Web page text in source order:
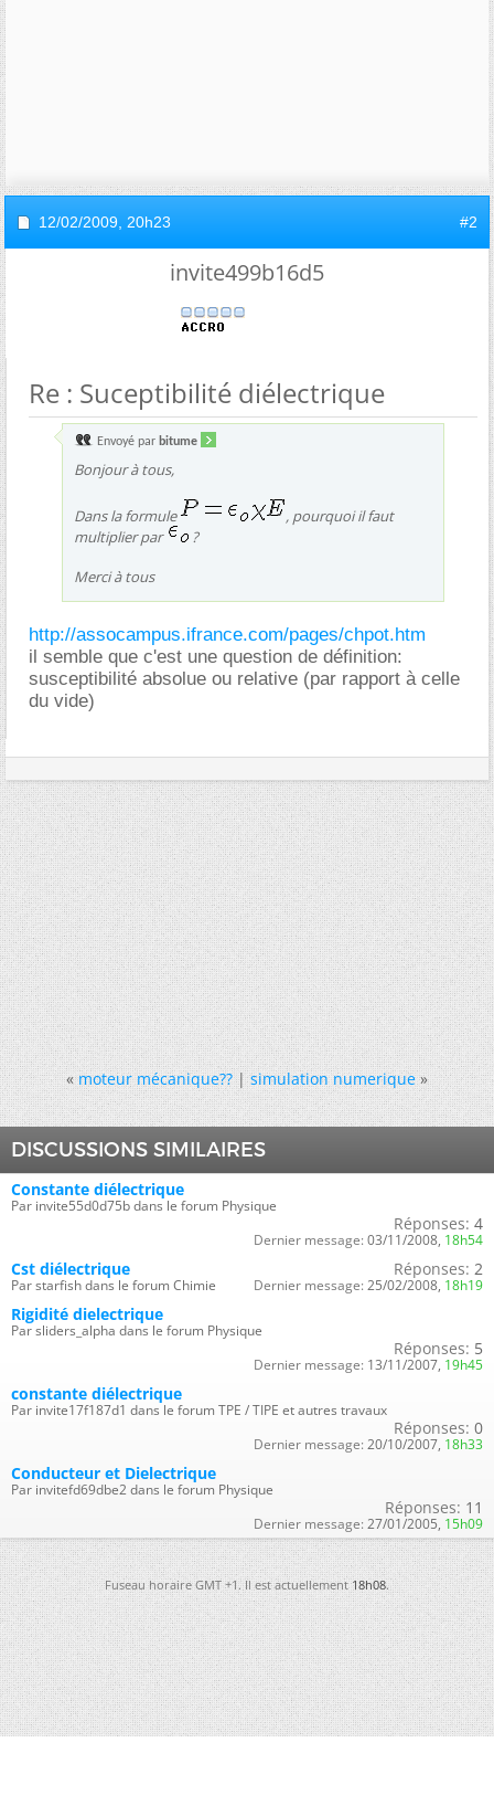
12/02/2009, 20h23 #2
invite499b16d5
Re : Suceptibilité diélectrique
Envoyé par bitume
Bonjour à tous,
Dans la formule
, pourquoi il faut
multiplier par
?
Merci à tous
http://assocampus.ifrance.com/pages/chpot.htm
il semble que c'est une question de définition:
susceptibilité absolue ou relative (par rapport à celle
du vide)
« moteur mécanique??|simulation numerique »
DISCUSSIONS SIMILAIRES
Constante diélectrique
Par invite55d0d75b dans le forum Physique
Réponses: 4
Dernier message: 03/11/2008, 18h54
Cst diélectrique
Par starfish dans le forum Chimie
Réponses: 2
Dernier message: 25/02/2008, 18h19
Rigidité dielectrique
Par sliders_alpha dans le forum Physique
Réponses: 5
Dernier message: 13/11/2007, 19h45
constante diélectrique
Par invite17f187d1 dans le forum TPE / TIPE et autres travaux
Réponses: 0
Dernier message: 20/10/2007, 18h33
Conducteur et Dielectrique
Par invitefd69dbe2 dans le forum Physique
Réponses: 11
Dernier message: 27/01/2005, 15h09
Fuseau horaire GMT +1. Il est actuellement18h08.